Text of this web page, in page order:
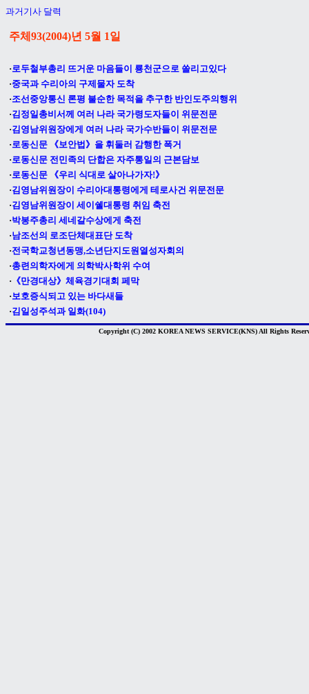
과거기사 달력
주체93(2004)년 5월 1일
·로두철부총리 뜨거운 마음들이 룡천군으로 쏠리고있다
·중국과 수리아의 구제물자 도착
·조선중앙통신 론평 불순한 목적을 추구한 반인도주의행위
·김정일총비서께 여러 나라 국가령도자들이 위문전문
·김영남위원장에게 여러 나라 국가수반들이 위문전문
·로동신문 《보안법》을 휘둘러 감행한 폭거
·로동신문 전민족의 단합은 자주통일의 근본담보
·로동신문 《우리 식대로 살아나가자!》
·김영남위원장이 수리아대통령에게 테로사건 위문전문
·김영남위원장이 세이쉘대통령 취임 축전
·박봉주총리 세네갈수상에게 축전
·남조선의 로조단체대표단 도착
·전국학교청년동맹,소년단지도원열성자회의
·총련의학자에게 의학박사학위 수여
· 《만경대상》체육경기대회 페막
·보호증식되고 있는 바다새들
·김일성주석과 일화(104)
Copyright (C) 2002 KOREA NEWS SERVICE(KNS) All Rights